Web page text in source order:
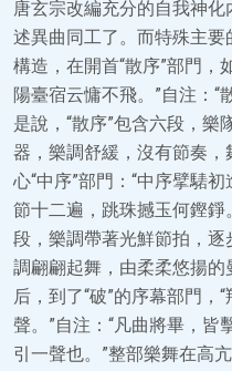
唐玄宗改編充分的自我神
述異曲同工了。而特殊主
構造，在開首“散序”部門，
陽臺宿云慵不飛。”自注：“
是說，“散序”包含六段，
器，樂調舒緩，沒有節奏
心“中序”部門：“中序擘騞
節十二遍，跳珠撼玉何鏗錚
段，樂調帶著光鮮節拍，
調翩翩起舞，由柔柔悠揚
后，到了“破”的序幕部門，
聲。”自注：“凡曲將畢，
引一聲也。”整部樂舞在高